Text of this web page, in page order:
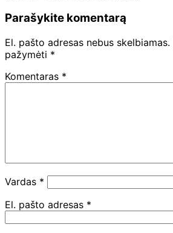
Parašykite komentarą
El. pašto adresas nebus skelbiamas.
pažymėti *
Komentaras *
Vardas *
El. pašto adresas *